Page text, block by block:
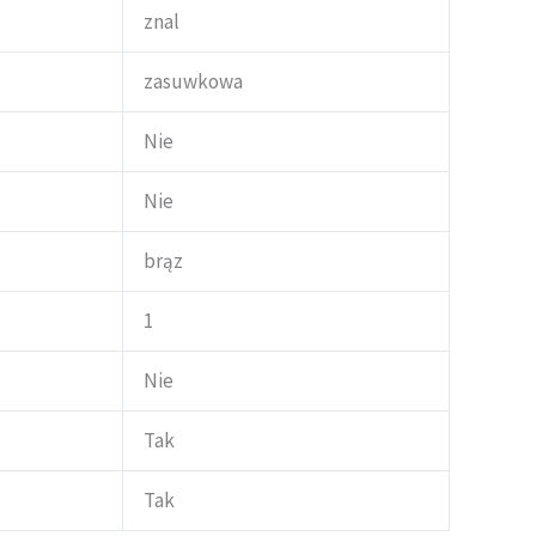
znal
zasuwkowa
Nie
Nie
brąz
1
Nie
Tak
Tak